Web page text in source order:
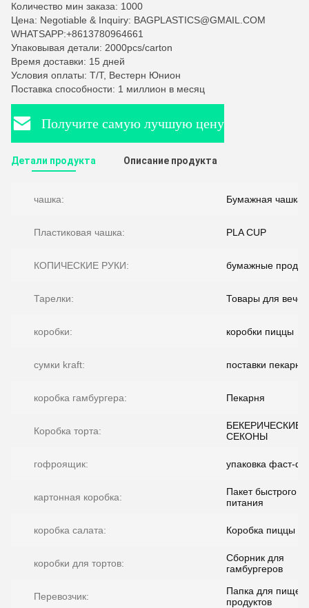
Количество мин заказа: 1000
Цена: Negotiable & Inquiry: BAGPLASTICS@GMAIL.COM
WHATSAPP:+8613780964661
Упаковывая детали: 2000pcs/carton
Время доставки: 15 дней
Условия оплаты: Т/Т, Вестерн Юнион
Поставка способности: 1 миллион в месяц
Получите самую лучшую цену
Детали продукта Описание продукта
чашка: Бумажная чашка
Пластиковая чашка: PLA CUP
КОПИЧЕСКИЕ РУКИ: бумажные
Тарелки: Товары для
коробки: коробки пиццы
сумки kraft: поставки пекарни
коробка гамбургера: Пекарня
Коробка торта:
БЕКЕРИЧЕСКИЕ
СЕКОНЫ
гофроящик: упаковка фаст-
картонная коробка:
Пакет быстрого
питания
коробка салата: Коробка пиццы
коробки для тортов:
Сборник для
гамбургеров
Перевозчик:
Папка для
продуктов